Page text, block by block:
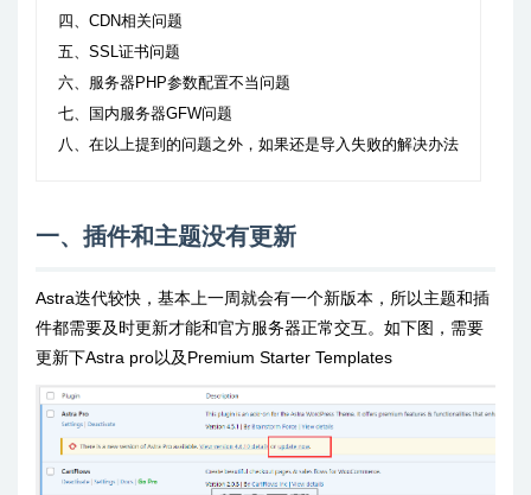
四、CDN相关问题
五、SSL证书问题
六、服务器PHP参数配置不当问题
七、国内服务器GFW问题
八、在以上提到的问题之外，如果还是导入失败的解决办法
一、插件和主题没有更新
Astra迭代较快，基本上一周就会有一个新版本，所以主题和插
件都需要及时更新才能和官方服务器正常交互。如下图，需要
更新下Astra pro以及Premium Starter Templates